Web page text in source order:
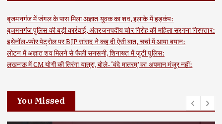
बृजमनगंज में जंगल के पास मिला अज्ञात युवक का शव, इलाके में हड़कंप:
बृजमनगंज पुलिस की बड़ी कार्रवाई, अंतरजनपदीय चोर गिरोह की महिला सरगना गिरफ्तार:
इथेनॉल-प्योर पेट्रोल पर BJP सांसद ने कह दी ऐसी बात, चर्चा में आया बयान:
लोटन में अज्ञात शव मिलने से फैली सनसनी, शिनाख्त में जुटी पुलिस:
लखनऊ में CM योगी की तिरंगा यात्रा, बोले- ‘वंदे मातरम्’ का अपमान मंजूर नहीं:
You Missed